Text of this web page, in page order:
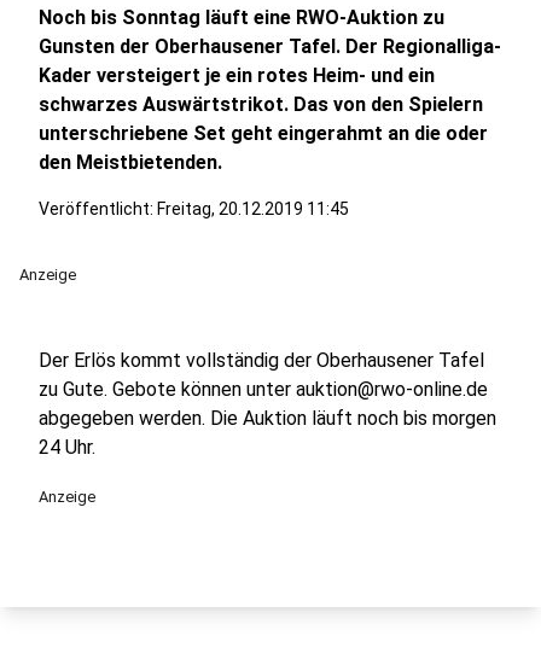
Noch bis Sonntag läuft eine RWO-Auktion zu
Gunsten der Oberhausener Tafel. Der Regionalliga-
Kader versteigert je ein rotes Heim- und ein
schwarzes Auswärtstrikot. Das von den Spielern
unterschriebene Set geht eingerahmt an die oder
den Meistbietenden.
Veröffentlicht: Freitag, 20.12.2019 11:45
Anzeige
Der Erlös kommt vollständig der Oberhausener Tafel
zu Gute. Gebote können unter auktion@rwo-online.de
abgegeben werden. Die Auktion läuft noch bis morgen
24 Uhr.
Anzeige